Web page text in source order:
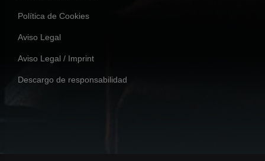
Política de Cookies
Aviso Legal
Aviso Legal / Imprint
Descargo de responsabilidad